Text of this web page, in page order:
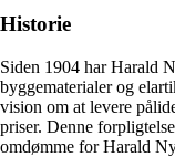
Historie
Siden 1904 har Harald
byggematerialer og
vision om at levere
priser. Denne
omdømme for Harald